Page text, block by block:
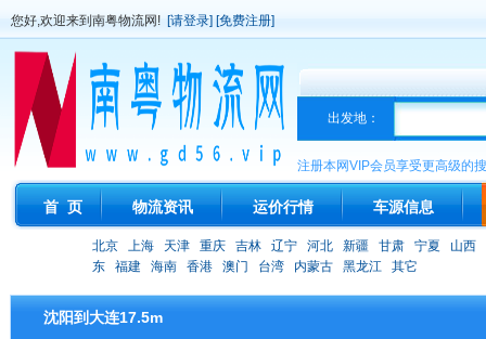
您好,欢迎来到南粤物流网! [请登录] [免费注册]
出发地：
注册本网VIP会员享受更高级的
首 页 物流资讯 运价行情 车源信息
北京 上海 天津 重庆 吉林 辽宁 河北 新疆 甘肃 宁夏
山西
东
福建 海南 香港 澳门 台湾 内蒙古 黑龙江 其它
沈阳到大连17.5m